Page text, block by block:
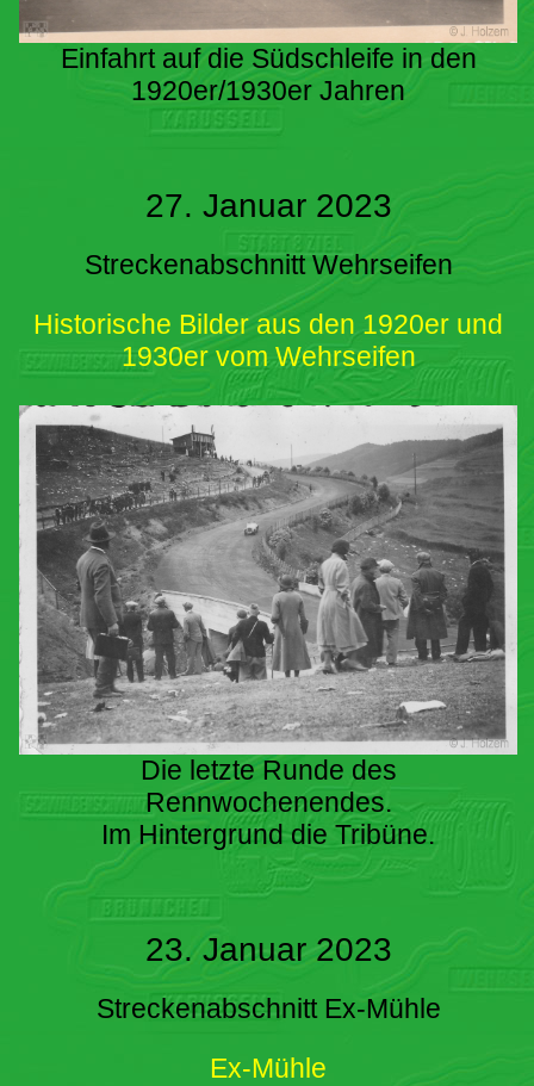
Einfahrt auf die Südschleife in den
1920er/1930er Jahren
27. Januar 2023
Streckenabschnitt Wehrseifen
Historische Bilder aus den 1920er und
1930er vom Wehrseifen
Die letzte Runde des
Rennwochenendes.
Im Hintergrund die Tribüne.
23. Januar 2023
Streckenabschnitt Ex-Mühle
Ex-Mühle